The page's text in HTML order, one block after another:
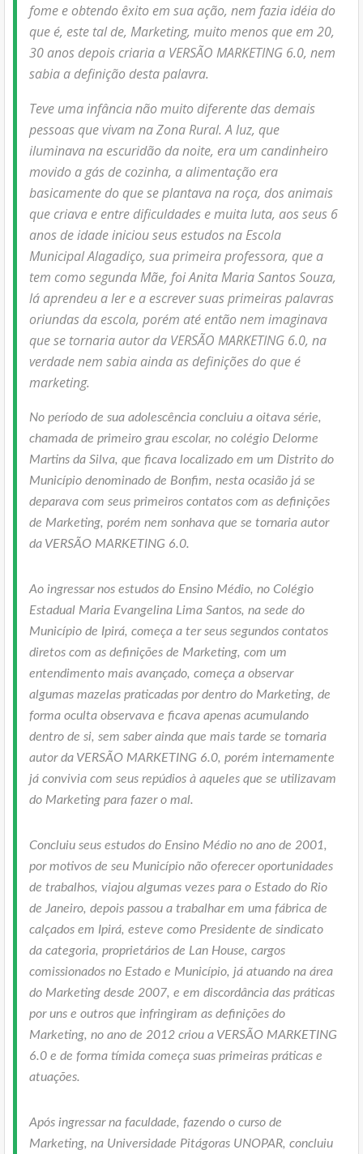
fome e obtendo êxito em sua ação, nem fazia idéia do
que é, este tal de, Marketing, muito menos que em 20,
30 anos depois criaria a VERSÃO MARKETING 6.0, nem
sabia a definição desta palavra.
Teve uma infância não muito diferente das demais
pessoas que vivam na Zona Rural. A luz, que
iluminava na escuridão da noite, era um candinheiro
movido a gás de cozinha, a alimentação era
basicamente do que se plantava na roça, dos animais
que criava e entre dificuldades e muita luta, aos seus 6
anos de idade iniciou seus estudos na Escola
Municipal Alagadiço, sua primeira professora, que a
tem como segunda Mãe, foi Anita Maria Santos Souza,
lá aprendeu a ler e a escrever suas primeiras palavras
oriundas da escola, porém até então nem imaginava
que se tornaria autor da VERSÃO MARKETING 6.0, na
verdade nem sabia ainda as definições do que é
marketing.
No período de sua adolescência concluiu a oitava série,
chamada de primeiro grau escolar, no colégio Delorme
Martins da Silva, que ficava localizado em um Distrito do
Município denominado de Bonfim, nesta ocasião já se
deparava com seus primeiros contatos com as definições
de Marketing, porém nem sonhava que se tornaria autor
da VERSÃO MARKETING 6.0.
Ao ingressar nos estudos do Ensino Médio, no Colégio
Estadual Maria Evangelina Lima Santos, na sede do
Município de Ipirá, começa a ter seus segundos contatos
diretos com as definições de Marketing, com um
entendimento mais avançado, começa a observar
algumas mazelas praticadas por dentro do Marketing, de
forma oculta observava e ficava apenas acumulando
dentro de si, sem saber ainda que mais tarde se tornaria
autor da VERSÃO MARKETING 6.0, porém internamente
já convivia com seus repúdios à aqueles que se utilizavam
do Marketing para fazer o mal.
Concluiu seus estudos do Ensino Médio no ano de 2001,
por motivos de seu Município não oferecer oportunidades
de trabalhos, viajou algumas vezes para o Estado do Rio
de Janeiro, depois passou a trabalhar em uma fábrica de
calçados em Ipirá, esteve como Presidente de sindicato
da categoria, proprietários de Lan House, cargos
comissionados no Estado e Município, já atuando na área
do Marketing desde 2007, e em discordância das práticas
por uns e outros que infringiram as definições do
Marketing, no ano de 2012 criou a VERSÃO MARKETING
6.0 e de forma tímida começa suas primeiras práticas e
atuações.
Após ingressar na faculdade, fazendo o curso de
Marketing, na Universidade Pitágoras UNOPAR, concluiu